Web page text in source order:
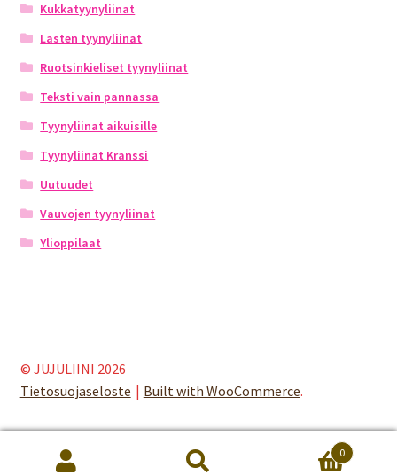
Kukkatyynyliinat
Lasten tyynyliinat
Ruotsinkieliset tyynyliinat
Teksti vain pannassa
Tyynyliinat aikuisille
Tyynyliinat Kranssi
Uutuudet
Vauvojen tyynyliinat
Ylioppilaat
© JUJULIINI 2026
Tietosuojaseloste
Built with WooCommerce.
0